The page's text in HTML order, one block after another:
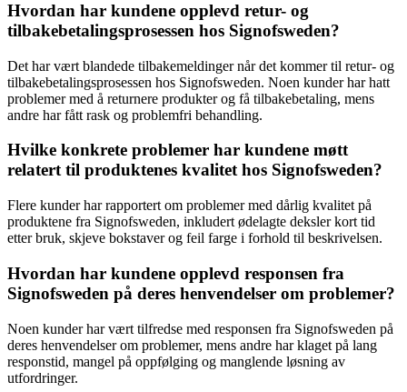
Hvordan har kundene opplevd retur- og
tilbakebetalingsprosessen hos Signofsweden?
Det har vært blandede tilbakemeldinger når det kommer til retur- og
tilbakebetalingsprosessen hos Signofsweden. Noen kunder har hatt
problemer med å returnere produkter og få tilbakebetaling, mens
andre har fått rask og problemfri behandling.
Hvilke konkrete problemer har kundene møtt
relatert til produktenes kvalitet hos Signofsweden?
Flere kunder har rapportert om problemer med dårlig kvalitet på
produktene fra Signofsweden, inkludert ødelagte deksler kort tid
etter bruk, skjeve bokstaver og feil farge i forhold til beskrivelsen.
Hvordan har kundene opplevd responsen fra
Signofsweden på deres henvendelser om problemer?
Noen kunder har vært tilfredse med responsen fra Signofsweden på
deres henvendelser om problemer, mens andre har klaget på lang
responstid, mangel på oppfølging og manglende løsning av
utfordringer.